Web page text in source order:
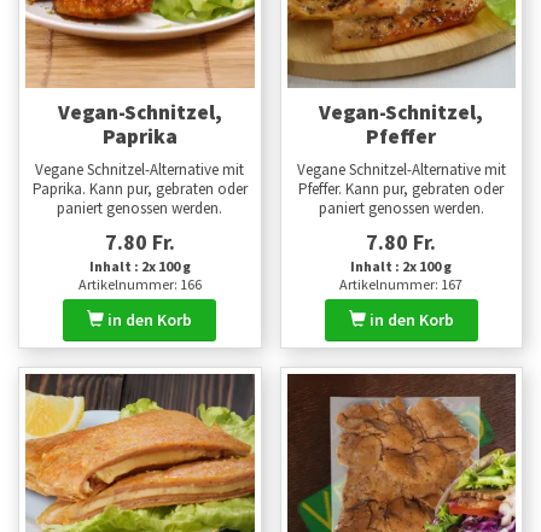
Vegan-Schnitzel,
Paprika
Vegane Schnitzel-Alternative mit
Paprika. Kann pur, gebraten oder
paniert genossen werden.
7.80 Fr.
Inhalt : 2x 100 g
Artikelnummer: 166
in den Korb
Vegan-Schnitzel,
Pfeffer
Vegane Schnitzel-Alternative mit
Pfeffer. Kann pur, gebraten oder
paniert genossen werden.
7.80 Fr.
Inhalt : 2x 100 g
Artikelnummer: 167
in den Korb